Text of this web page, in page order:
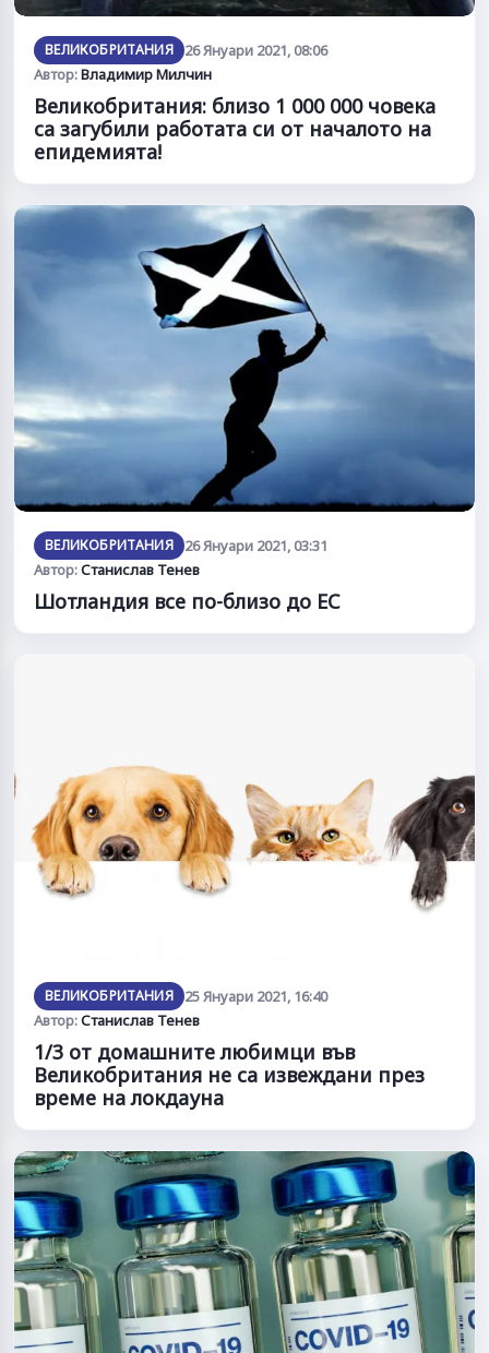
ВЕЛИКОБРИТАНИЯ
26 Януари 2021, 08:06
Автор:Владимир Милчин
Великобритания: близо 1 000 000 човека
са загубили работата си от началото на
епидемията!
ВЕЛИКОБРИТАНИЯ
26 Януари 2021, 03:31
Автор:Станислав Тенев
Шотландия все по-близо до ЕС
ВЕЛИКОБРИТАНИЯ
25 Януари 2021, 16:40
Автор:Станислав Тенев
1/3 от домашните любимци във
Великобритания не са извеждани през
време на локдауна